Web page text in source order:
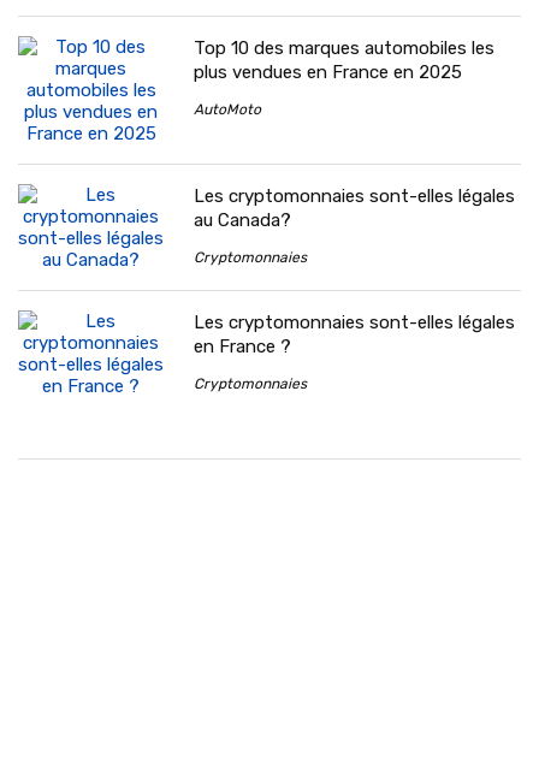
Top 10 des marques automobiles les
plus vendues en France en 2025
AutoMoto
Les cryptomonnaies sont-elles légales
au Canada?
Cryptomonnaies
Les cryptomonnaies sont-elles légales
en France ?
Cryptomonnaies